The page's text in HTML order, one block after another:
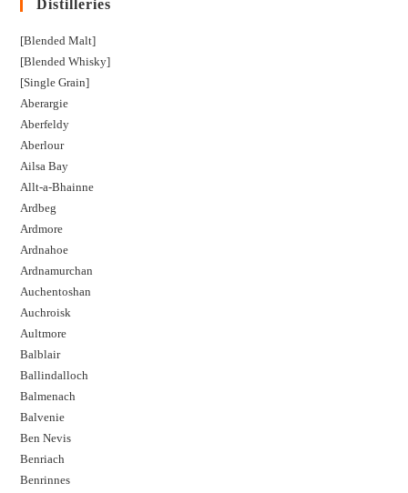
Distilleries
[Blended Malt]
[Blended Whisky]
[Single Grain]
Aberargie
Aberfeldy
Aberlour
Ailsa Bay
Allt-a-Bhainne
Ardbeg
Ardmore
Ardnahoe
Ardnamurchan
Auchentoshan
Auchroisk
Aultmore
Balblair
Ballindalloch
Balmenach
Balvenie
Ben Nevis
Benriach
Benrinnes